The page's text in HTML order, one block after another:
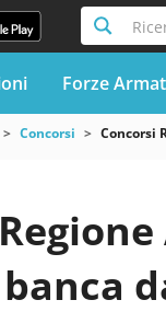
Forze
Concorsi Concorsi